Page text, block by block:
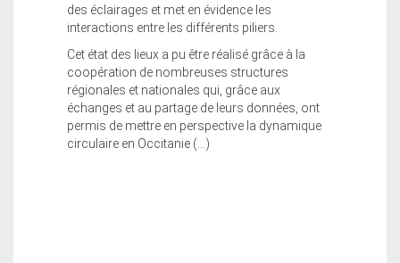
des éclairages et met en évidence les
interactions entre les différents piliers.
Cet état des lieux a pu être réalisé grâce à la
coopération de nombreuses structures
régionales et nationales qui, grâce aux
échanges et au partage de leurs données, ont
permis de mettre en perspective la dynamique
circulaire en Occitanie (...)